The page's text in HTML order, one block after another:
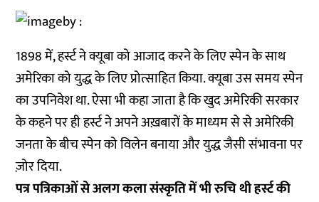
1898 में, हर्स्ट ने क्यूबा को आजाद करने के लिए स्पेन के साथ
अमेरिका को युद्ध के लिए प्रोत्साहित किया. क्यूबा उस समय स्पेन
का उपनिवेश था. ऐसा भी कहा जाता है कि खुद अमेरिकी सरकार
के कहने पर ही हर्स्ट ने अपने अख़बारों के माध्यम से से अमेरिकी
जनता के बीच स्पेन को विलेन बनाया और युद्ध जैसी संभावना पर
ज़ोर दिया.
पत्र पत्रिकाओं से अलग कला संस्कृति में भी रुचि थी हर्स्ट की